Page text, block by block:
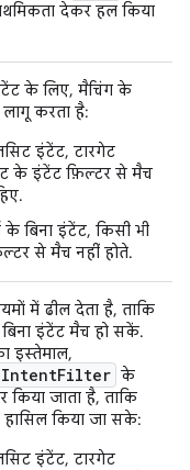
देकर हल किया
के लिए, मैचिंग के
करता है:
इंटेंट, टारगेट
के इंटेंट फ़िल्टर से मैच
के बिना इंटेंट, किसी भी
से मैच नहीं होते.
में ढील देता है, ताकि
बिना इंटेंट मैच हो सकें.
इस्तेमाल,
के
किया जाता है, ताकि
हासिल किया जा सके:
इंटेंट, टारगेट